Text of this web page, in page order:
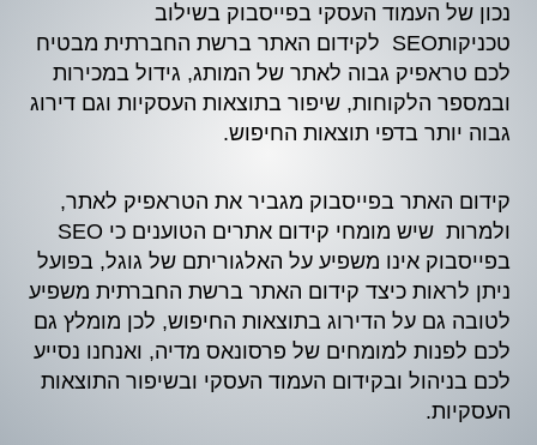
נכון של העמוד העסקי בפייסבוק בשילוב
טכניקותSEO לקידום האתר ברשת החברתית מבטיח
לכם טראפיק גבוה לאתר של המותג, גידול במכירות
ובמספר הלקוחות, שיפור בתוצאות העסקיות וגם דירוג
גבוה יותר בדפי תוצאות החיפוש.
קידום האתר בפייסבוק מגביר את הטראפיק לאתר,
ולמרות שיש מומחי קידום אתרים הטוענים כי SEO
בפייסבוק אינו משפיע על האלגוריתם של גוגל, בפועל
ניתן לראות כיצד קידום האתר ברשת החברתית משפיע
לטובה גם על הדירוג בתוצאות החיפוש, לכן מומלץ גם
לכם לפנות למומחים של פרסונאס מדיה, ואנחנו נסייע
לכם בניהול ובקידום העמוד העסקי ובשיפור התוצאות
העסקיות.